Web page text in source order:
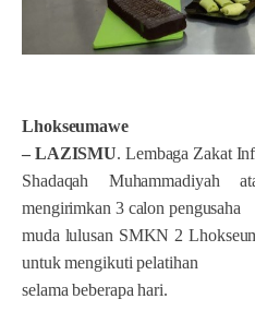
Lhokseumawe
– LAZISMU. Lembaga Zakat
Shadaqah Muhammadiyah
mengirimkan 3 calon pengusaha
muda lulusan SMKN 2
untuk mengikuti pelatihan
selama beberapa hari.